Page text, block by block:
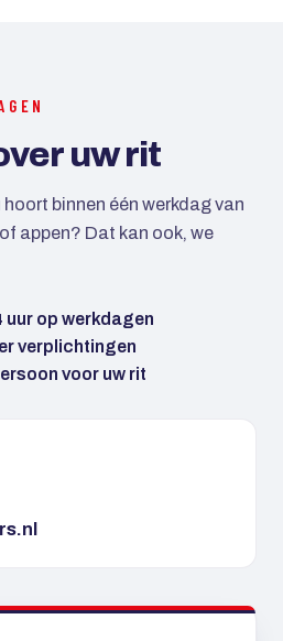
uw rit
binnen één werkdag van
appen? Dat kan ook, we
op werkdagen
verplichtingen
voor uw rit